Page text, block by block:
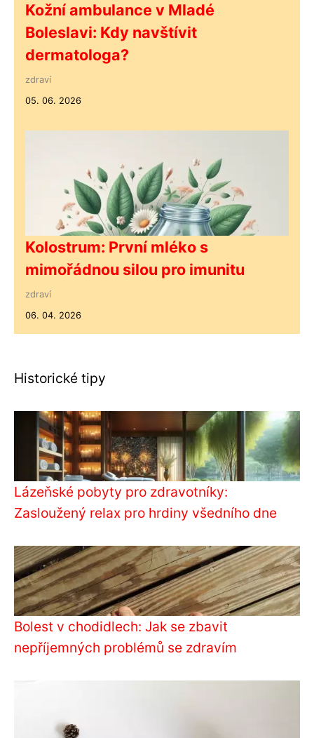
Kožní ambulance v Mladé
Boleslavi: Kdy navštívit
dermatologa?
zdraví
05. 06. 2026
Kolostrum: První mléko s
mimořádnou silou pro imunitu
zdraví
06. 04. 2026
Historické tipy
Lázeňské pobyty pro zdravotníky:
Zasloužený relax pro hrdiny všedního dne
Bolest v chodidlech: Jak se zbavit
nepříjemných problémů se zdravím